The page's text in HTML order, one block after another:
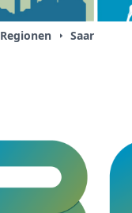
Regionen Saar